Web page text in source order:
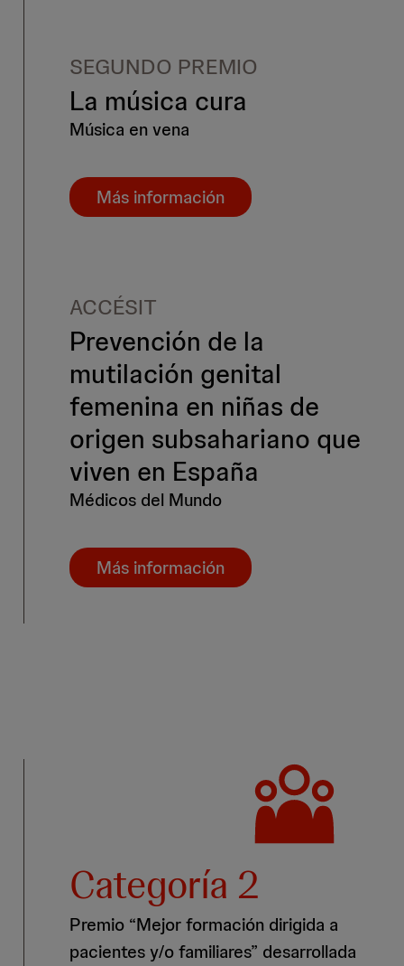
SEGUNDO PREMIO
La música cura
Música en vena
Más información
ACCÉSIT
Prevención de la
mutilación genital
femenina en niñas de
origen subsahariano que
viven en España
Médicos del Mundo
Más información
Categoría 2
Premio “Mejor formación dirigida a
pacientes y/o familiares” desarrollada